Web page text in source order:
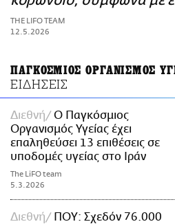
ΑΜΠΑ
PRINT
THE LIFO TEAM
12.5.2026
ΠΑΓΚΟΣΜΙΟΣ ΟΡΓΑΝΙΣΜΟΣ
ΕΙΔΗΣΕΙΣ
Διεθνή
Ο Παγκόσμιος
Οργανισμός Υγείας έχει
επαληθεύσει 13 επιθέσεις σε
υποδομές υγείας στο Ιράν
The LiFO team
5.3.2026
Διεθνή
ΠΟΥ: Σχεδόν 76.000